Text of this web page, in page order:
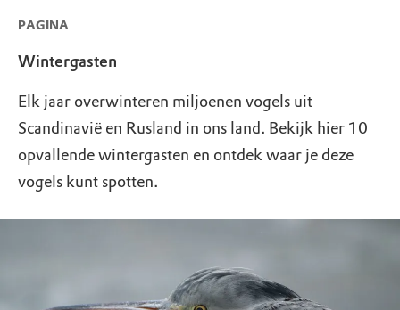
PAGINA
Wintergasten
Elk jaar overwinteren miljoenen vogels uit
Scandinavië en Rusland in ons land. Bekijk hier 10
opvallende wintergasten en ontdek waar je deze
vogels kunt spotten.